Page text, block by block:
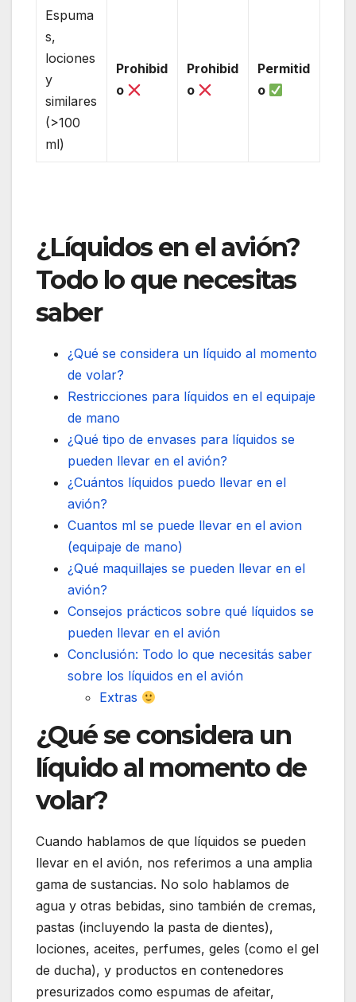
Espuma
s,
lociones
y
similares
(>100
ml)
Prohibid
o
Prohibid
o
Permitid
o
¿Líquidos en el avión?
Todo lo que necesitas
saber
¿Qué se considera un líquido al momento
de volar?
Restricciones para líquidos en el equipaje
de mano
¿Qué tipo de envases para líquidos se
pueden llevar en el avión?
¿Cuántos líquidos puedo llevar en el
avión?
Cuantos ml se puede llevar en el avion
(equipaje de mano)
¿Qué maquillajes se pueden llevar en el
avión?
Consejos prácticos sobre qué líquidos se
pueden llevar en el avión
Conclusión: Todo lo que necesitás saber
sobre los líquidos en el avión
Extras
¿Qué se considera un
líquido al momento de
volar?
Cuando hablamos de que líquidos se pueden
llevar en el avión, nos referimos a una amplia
gama de sustancias. No solo hablamos de
agua y otras bebidas, sino también de cremas,
pastas (incluyendo la pasta de dientes),
lociones, aceites, perfumes, geles (como el gel
de ducha), y productos en contenedores
presurizados como espumas de afeitar,